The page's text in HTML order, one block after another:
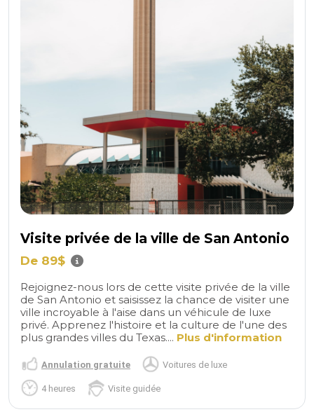
Visite privée de la ville de San Antonio
De 89$
Rejoignez-nous lors de cette visite privée de la ville
de San Antonio et saisissez la chance de visiter une
ville incroyable à l'aise dans un véhicule de luxe
privé. Apprenez l'histoire et la culture de l'une des
plus grandes villes du Texas.... Plus d'information
Annulation gratuite Voitures de luxe
4 heures Visite guidée